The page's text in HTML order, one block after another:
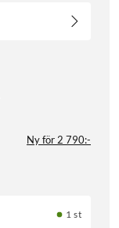
Ny för 2 790:-
1 st